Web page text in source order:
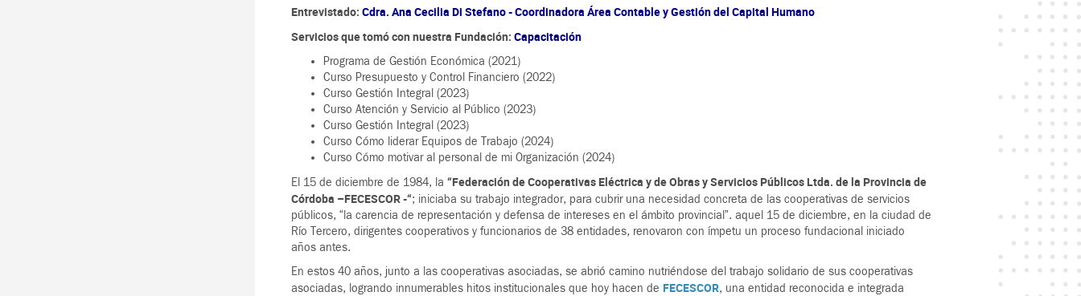
Entrevistado:Cdra. Ana Cecilia Di Stefano - Coordinadora Área Contable y Gestión del Capital Humano
Servicios que tomó con nuestra Fundación:Capacitación
Programa de Gestión Económica (2021)
Curso Presupuesto y Control Financiero (2022)
Curso Gestión Integral (2023)
Curso Atención y Servicio al Público (2023)
Curso Gestión Integral (2023)
Curso Cómo liderar Equipos de Trabajo (2024)
Curso Cómo motivar al personal de mi Organización (2024)
El 15 de diciembre de 1984, la“Federación de Cooperativas Eléctrica y de Obras y Servicios Públicos Ltda. de la Provincia de
Córdoba –FECESCOR -“; iniciaba su trabajo integrador, para cubrir una necesidad concreta de las cooperativas de servicios
públicos, “la carencia de representación y defensa de intereses en el ámbito provincial”. aquel 15 de diciembre, en la ciudad de
Río Tercero, dirigentes cooperativos y funcionarios de 38 entidades, renovaron con ímpetu un proceso fundacional iniciado
años antes.
En estos 40 años, junto a las cooperativas asociadas, se abrió camino nutriéndose del trabajo solidario de sus cooperativas
asociadas, logrando innumerables hitos institucionales que hoy hacen de FECESCOR, una entidad reconocida e integrada